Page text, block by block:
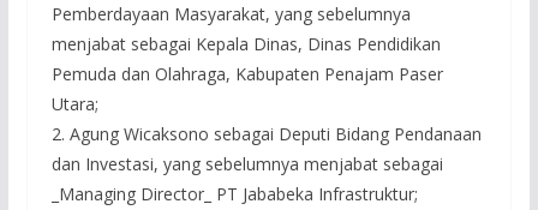
Pemberdayaan Masyarakat, yang sebelumnya
menjabat sebagai Kepala Dinas, Dinas Pendidikan
Pemuda dan Olahraga, Kabupaten Penajam Paser
Utara;
2. Agung Wicaksono sebagai Deputi Bidang Pendanaan
dan Investasi, yang sebelumnya menjabat sebagai
_Managing Director_ PT Jababeka Infrastruktur;